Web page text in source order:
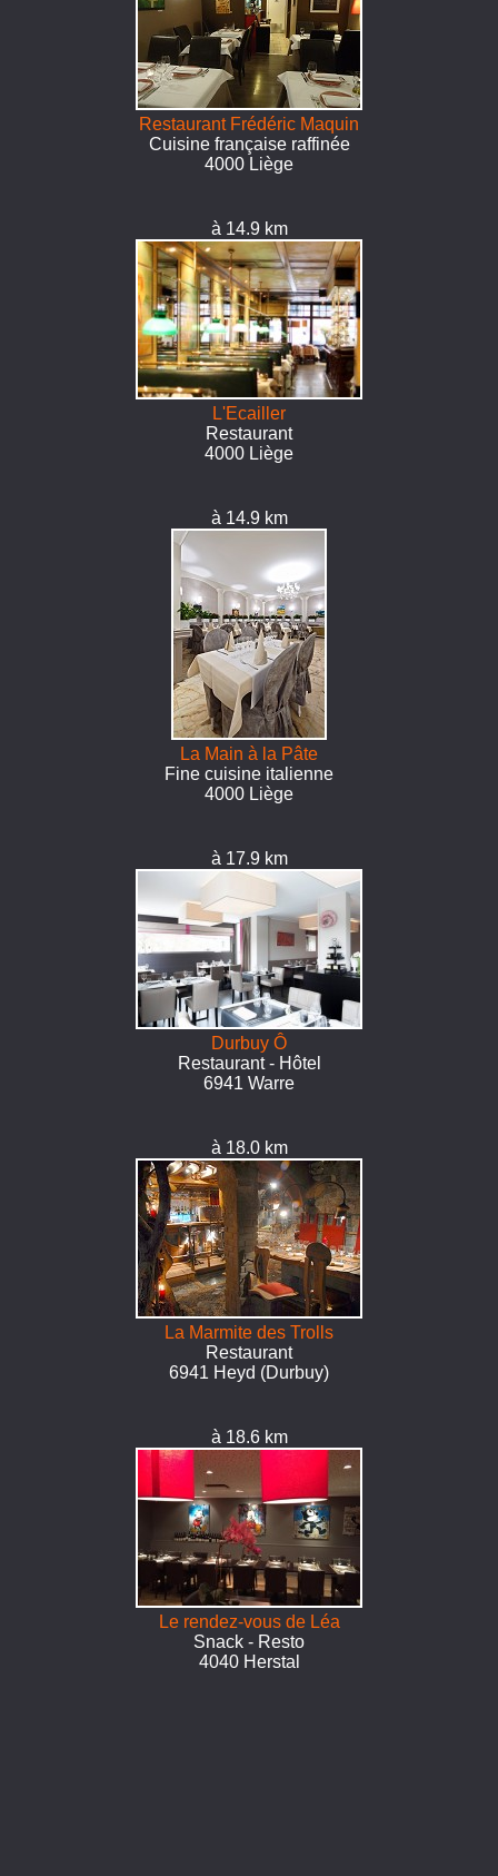
Restaurant Frédéric Maquin
Cuisine française raffinée
4000 Liège
à 14.9 km
L'Ecailler
Restaurant
4000 Liège
à 14.9 km
La Main à la Pâte
Fine cuisine italienne
4000 Liège
à 17.9 km
Durbuy Ô
Restaurant - Hôtel
6941 Warre
à 18.0 km
La Marmite des Trolls
Restaurant
6941 Heyd (Durbuy)
à 18.6 km
Le rendez-vous de Léa
Snack - Resto
4040 Herstal